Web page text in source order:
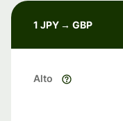
1 JPY → GBP
Alto